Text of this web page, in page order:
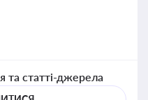
та статті-джерела